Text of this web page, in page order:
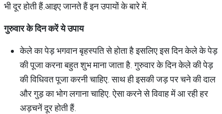
भी दूर होती हैं.आइए जानते हैं इन उपायों के बारे में.
गुरुवारकेदिनकरेंयेउपाय
केले का पेड़ भगवान बृहस्पति से होता है इसलिए इस दिन केले के पेड़
की पूजा करना बहुत शुभ माना जाता है. गुरुवार के दिन केले की पेड़
की विधिवत पूजा करनी चाहिए. साथ ही इसकी जड़ पर चने की दाल
और गुड़ का भोग लगाना चाहिए. ऐसा करने से विवाह में आ रही हर
अड़चनें दूर होती हैं.